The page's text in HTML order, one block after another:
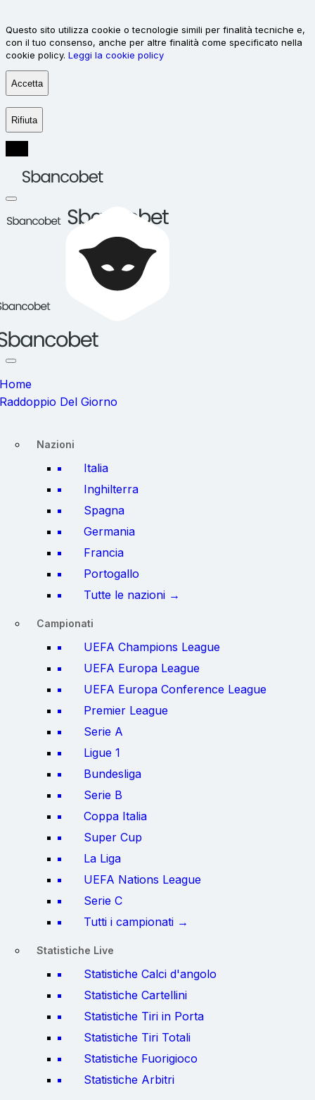
Questo sito utilizza cookie o tecnologie simili per finalità tecniche e,
con il tuo consenso, anche per altre finalità come specificato nella
cookie policy. Leggi la cookie policy
Accetta
Rifiuta
Home
Raddoppio Del Giorno
Nazioni
Italia
Inghilterra
Spagna
Germania
Francia
Portogallo
Tutte le nazioni →
Campionati
UEFA Champions League
UEFA Europa League
UEFA Europa Conference League
Premier League
Serie A
Ligue 1
Bundesliga
Serie B
Coppa Italia
Super Cup
La Liga
UEFA Nations League
Serie C
Tutti i campionati →
Statistiche Live
Statistiche Calci d'angolo
Statistiche Cartellini
Statistiche Tiri in Porta
Statistiche Tiri Totali
Statistiche Fuorigioco
Statistiche Arbitri